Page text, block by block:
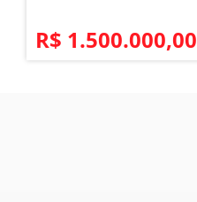
R$ 1.500.000,00